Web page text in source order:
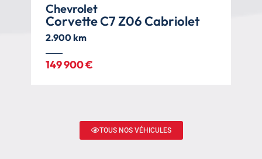
Jeep
Grand Cherokee 6.4 V8 HEMI
SRT Limited Edition
89.900 km
TOUS NOS VÉHICULES